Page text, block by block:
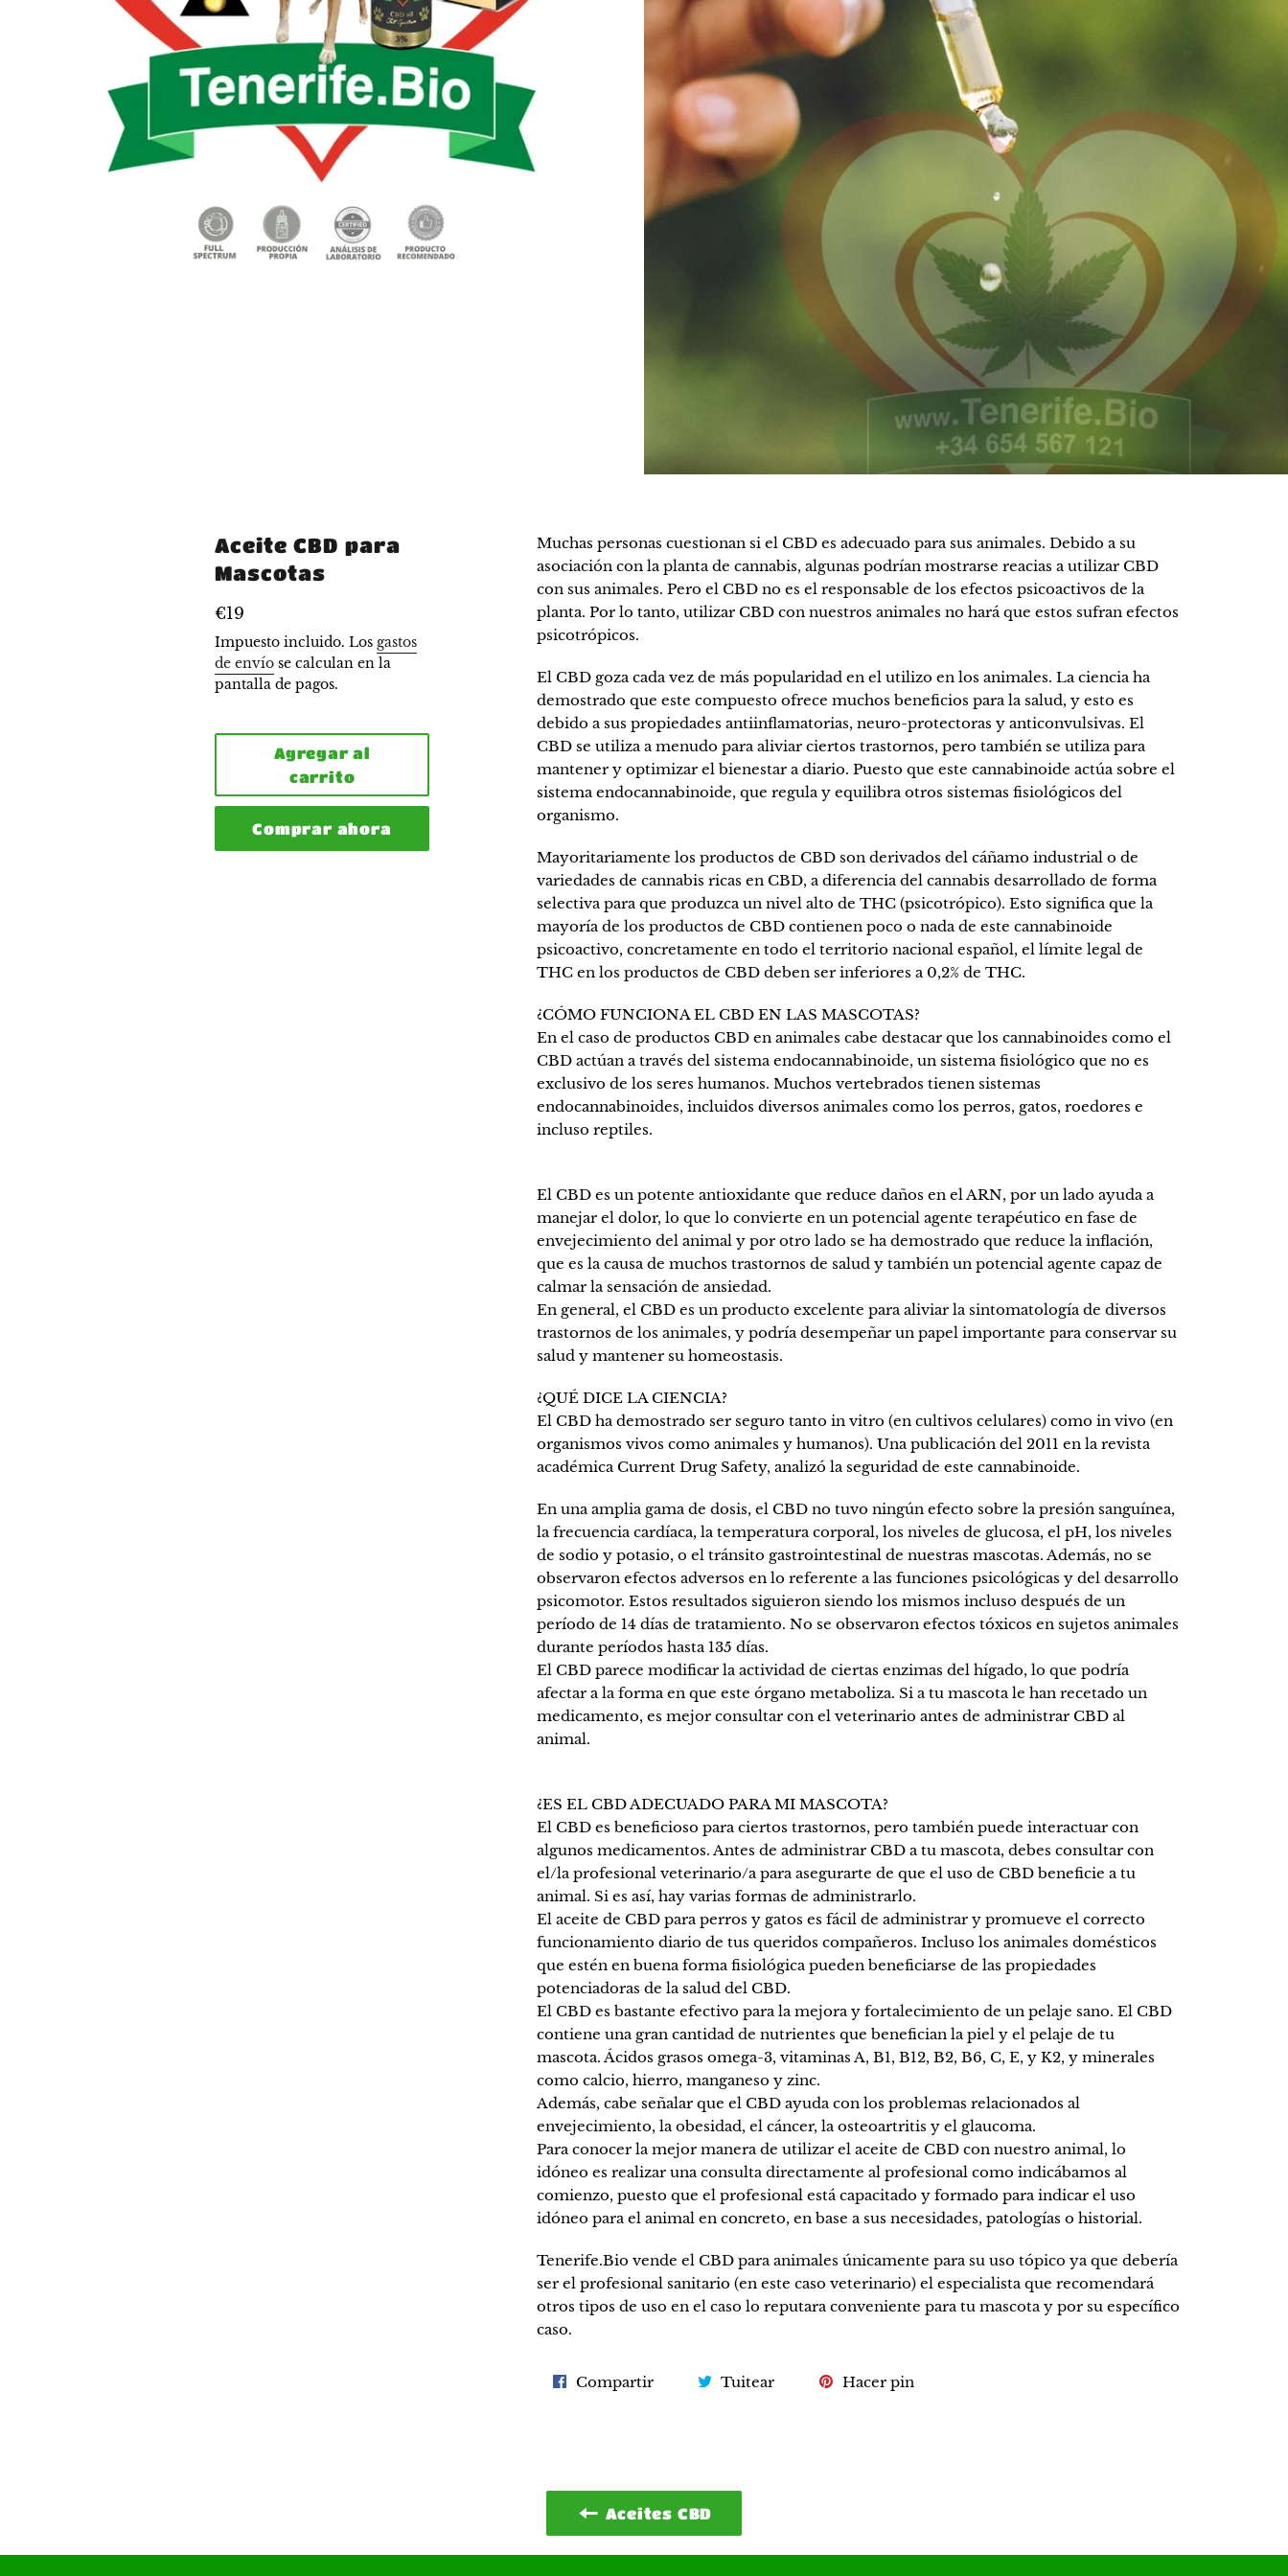
Aceite CBD para
Mascotas
Precio
habitual
€19
Impuesto incluido. Los gastos
de envío se calculan en la
pantalla de pagos.
Agregar al
carrito
Comprar ahora
Muchas personas cuestionan si el CBD es adecuado para sus animales. Debido a su
asociación con la planta de cannabis, algunas podrían mostrarse reacias a utilizar CBD
con sus animales. Pero el CBD no es el responsable de los efectos psicoactivos de la
planta. Por lo tanto, utilizar CBD con nuestros animales no hará que estos sufran efectos
psicotrópicos.
El CBD goza cada vez de más popularidad en el utilizo en los animales. La ciencia ha
demostrado que este compuesto ofrece muchos beneficios para la salud, y esto es
debido a sus propiedades antiinflamatorias, neuro-protectoras y anticonvulsivas. El
CBD se utiliza a menudo para aliviar ciertos trastornos, pero también se utiliza para
mantener y optimizar el bienestar a diario. Puesto que este cannabinoide actúa sobre el
sistema endocannabinoide, que regula y equilibra otros sistemas fisiológicos del
organismo.
Mayoritariamente los productos de CBD son derivados del cáñamo industrial o de
variedades de cannabis ricas en CBD, a diferencia del cannabis desarrollado de forma
selectiva para que produzca un nivel alto de THC (psicotrópico). Esto significa que la
mayoría de los productos de CBD contienen poco o nada de este cannabinoide
psicoactivo, concretamente en todo el territorio nacional español, el límite legal de
THC en los productos de CBD deben ser inferiores a 0,2% de THC.
¿CÓMO FUNCIONA EL CBD EN LAS MASCOTAS?
En el caso de productos CBD en animales cabe destacar que los cannabinoides como el
CBD actúan a través del sistema endocannabinoide, un sistema fisiológico que no es
exclusivo de los seres humanos. Muchos vertebrados tienen sistemas
endocannabinoides, incluidos diversos animales como los perros, gatos, roedores e
incluso reptiles.
El CBD es un potente antioxidante que reduce daños en el ARN, por un lado ayuda a
manejar el dolor, lo que lo convierte en un potencial agente terapéutico en fase de
envejecimiento del animal y por otro lado se ha demostrado que reduce la inflación,
que es la causa de muchos trastornos de salud y también un potencial agente capaz de
calmar la sensación de ansiedad.
En general, el CBD es un producto excelente para aliviar la sintomatología de diversos
trastornos de los animales, y podría desempeñar un papel importante para conservar su
salud y mantener su homeostasis.
¿QUÉ DICE LA CIENCIA?
El CBD ha demostrado ser seguro tanto in vitro (en cultivos celulares) como in vivo (en
organismos vivos como animales y humanos). Una publicación del 2011 en la revista
académica Current Drug Safety, analizó la seguridad de este cannabinoide.
En una amplia gama de dosis, el CBD no tuvo ningún efecto sobre la presión sanguínea,
la frecuencia cardíaca, la temperatura corporal, los niveles de glucosa, el pH, los niveles
de sodio y potasio, o el tránsito gastrointestinal de nuestras mascotas. Además, no se
observaron efectos adversos en lo referente a las funciones psicológicas y del desarrollo
psicomotor. Estos resultados siguieron siendo los mismos incluso después de un
período de 14 días de tratamiento. No se observaron efectos tóxicos en sujetos animales
durante períodos hasta 135 días.
El CBD parece modificar la actividad de ciertas enzimas del hígado, lo que podría
afectar a la forma en que este órgano metaboliza. Si a tu mascota le han recetado un
medicamento, es mejor consultar con el veterinario antes de administrar CBD al
animal.
¿ES EL CBD ADECUADO PARA MI MASCOTA?
El CBD es beneficioso para ciertos trastornos, pero también puede interactuar con
algunos medicamentos. Antes de administrar CBD a tu mascota, debes consultar con
el/la profesional veterinario/a para asegurarte de que el uso de CBD beneficie a tu
animal. Si es así, hay varias formas de administrarlo.
El aceite de CBD para perros y gatos es fácil de administrar y promueve el correcto
funcionamiento diario de tus queridos compañeros. Incluso los animales domésticos
que estén en buena forma fisiológica pueden beneficiarse de las propiedades
potenciadoras de la salud del CBD.
El CBD es bastante efectivo para la mejora y fortalecimiento de un pelaje sano. El CBD
contiene una gran cantidad de nutrientes que benefician la piel y el pelaje de tu
mascota. Ácidos grasos omega-3, vitaminas A, B1, B12, B2, B6, C, E, y K2, y minerales
como calcio, hierro, manganeso y zinc.
Además, cabe señalar que el CBD ayuda con los problemas relacionados al
envejecimiento, la obesidad, el cáncer, la osteoartritis y el glaucoma.
Para conocer la mejor manera de utilizar el aceite de CBD con nuestro animal, lo
idóneo es realizar una consulta directamente al profesional como indicábamos al
comienzo, puesto que el profesional está capacitado y formado para indicar el uso
idóneo para el animal en concreto, en base a sus necesidades, patologías o historial.
Tenerife.Bio vende el CBD para animales únicamente para su uso tópico ya que debería
ser el profesional sanitario (en este caso veterinario) el especialista que recomendará
otros tipos de uso en el caso lo reputara conveniente para tu mascota y por su específico
caso.
CompartirCompartirTuitearTuitear
Hacer pin
Aceites CBD